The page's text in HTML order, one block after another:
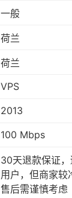
一般
荷兰
荷兰
VPS
2013
100 Mbps
30天退款保证
用户，但商家较
售后需谨慎考虑